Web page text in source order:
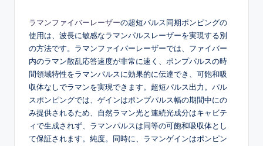
報
ラマンファイバーレーザーの超短パルス同期ポンピングの
使用は、波長に敏感なラマンパルスレーザーを実現する別
の方法です。ラマンファイバーレーザーでは、ファイバー
内のラマン散乱応答速度が非常に速く、ポンプパルスの時
間領域特性をラマンパルスに効果的に伝達でき、可飽和吸
収体なしでラマンを実現できます。超短パルス出力。パル
スポンピングでは、ゲインはポンプパルス幅の期間中にの
み提供されるため、自然ラマン光と連続光成分はキャビテ
ィで生成されず、ラマンパルスは同等の可飽和吸収体とし
て保証されます。純度。同時に、ラマンゲインはポンピン